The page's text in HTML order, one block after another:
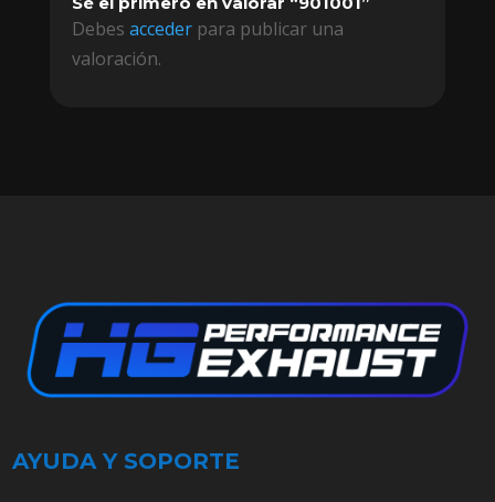
Debes accederpara publicar una
valoración.
AYUDA Y SOPORTE